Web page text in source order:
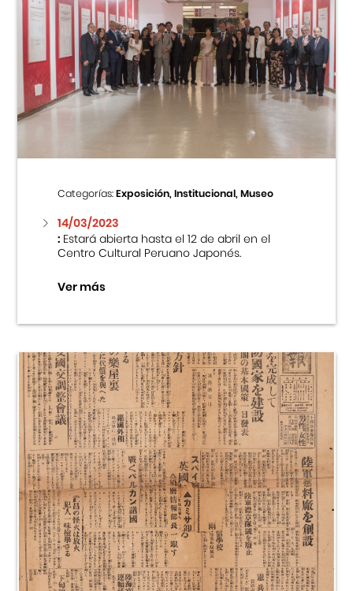
Categorías:Exposición, Institucional, Museo
14/03/2023
:Estará abierta hasta el 12 de abril en el
Centro Cultural Peruano Japonés.
Ver más